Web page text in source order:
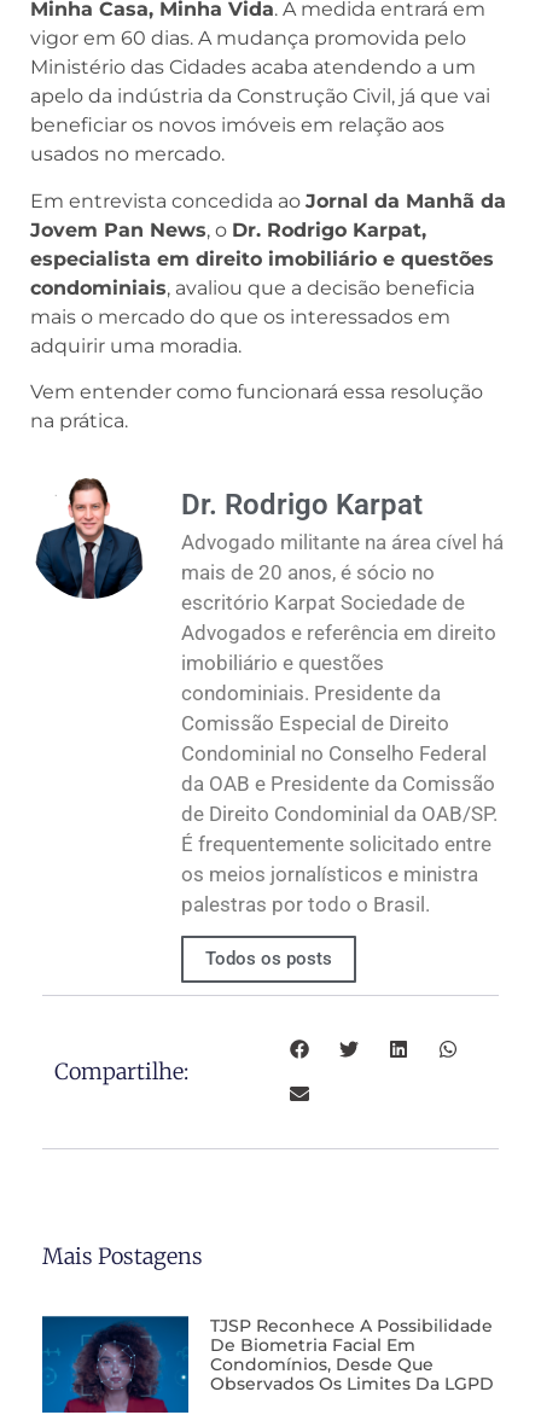
Minha Casa, Minha Vida. A medida entrará em
vigor em 60 dias. A mudança promovida pelo
Ministério das Cidades acaba atendendo a um
apelo da indústria da Construção Civil, já que vai
beneficiar os novos imóveis em relação aos
usados no mercado.
Em entrevista concedida ao Jornal da Manhã da
Jovem Pan News, o Dr. Rodrigo Karpat,
especialista em direito imobiliário e questões
condominiais, avaliou que a decisão beneficia
mais o mercado do que os interessados em
adquirir uma moradia.
Vem entender como funcionará essa resolução
na prática.
Dr. Rodrigo Karpat
Advogado militante na área cível há
mais de 20 anos, é sócio no
escritório Karpat Sociedade de
Advogados e referência em direito
imobiliário e questões
condominiais. Presidente da
Comissão Especial de Direito
Condominial no Conselho Federal
da OAB e Presidente da Comissão
de Direito Condominial da OAB/SP.
É frequentemente solicitado entre
os meios jornalísticos e ministra
palestras por todo o Brasil.
Todos os posts
Compartilhe:
Mais Postagens
TJSP Reconhece A Possibilidade
De Biometria Facial Em
Condomínios, Desde Que
Observados Os Limites Da LGPD